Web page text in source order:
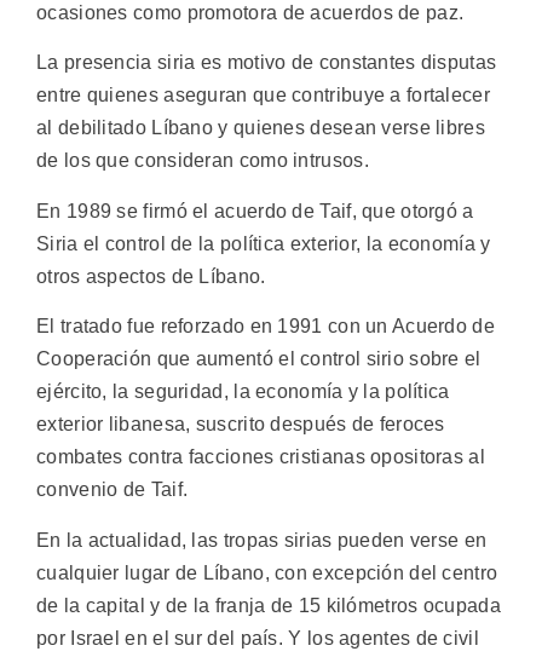
ocasiones como promotora de acuerdos de paz.
La presencia siria es motivo de constantes disputas
entre quienes aseguran que contribuye a fortalecer
al debilitado Líbano y quienes desean verse libres
de los que consideran como intrusos.
En 1989 se firmó el acuerdo de Taif, que otorgó a
Siria el control de la política exterior, la economía y
otros aspectos de Líbano.
El tratado fue reforzado en 1991 con un Acuerdo de
Cooperación que aumentó el control sirio sobre el
ejército, la seguridad, la economía y la política
exterior libanesa, suscrito después de feroces
combates contra facciones cristianas opositoras al
convenio de Taif.
En la actualidad, las tropas sirias pueden verse en
cualquier lugar de Líbano, con excepción del centro
de la capital y de la franja de 15 kilómetros ocupada
por Israel en el sur del país. Y los agentes de civil